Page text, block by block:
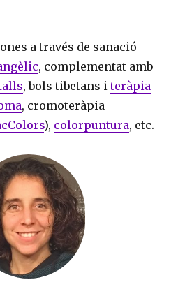
a través de sanació
, complementat amb
, bols tibetans i teràpia
, cromoteràpia
), colorpuntura, etc.